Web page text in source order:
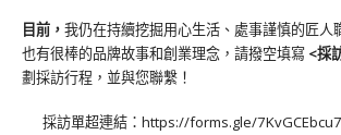
目前， 我仍在持續挖掘用心生活、處事謹慎的匠人
也有很棒的品牌故事和創業理念，請撥空填寫 <採
劃採訪行程，並與您聯繫！
採訪單超連結： https://forms.gle/